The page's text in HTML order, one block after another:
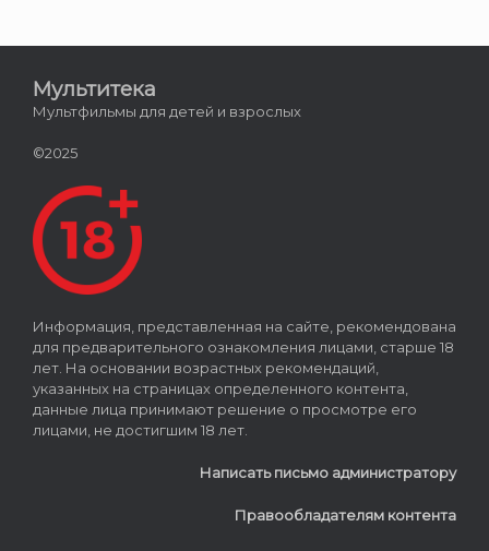
Мультитека
Мультфильмы для детей и взрослых
©2025
Информация, представленная на сайте, рекомендована
для предварительного ознакомления лицами, старше 18
лет. На основании возрастных рекомендаций,
указанных на страницах определенного контента,
данные лица принимают решение о просмотре его
лицами, не достигшим 18 лет.
Написать письмо администратору
Правообладателям контента